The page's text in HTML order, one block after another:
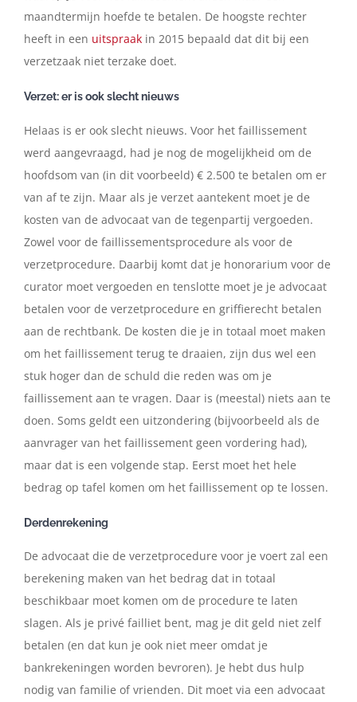
maandtermijn hoefde te betalen. De hoogste rechter
heeft in een uitspraak in 2015 bepaald dat dit bij een
verzetzaak niet terzake doet.
Verzet: er is ook slecht nieuws
Helaas is er ook slecht nieuws. Voor het faillissement
werd aangevraagd, had je nog de mogelijkheid om de
hoofdsom van (in dit voorbeeld) € 2.500 te betalen om er
van af te zijn. Maar als je verzet aantekent moet je de
kosten van de advocaat van de tegenpartij vergoeden.
Zowel voor de faillissementsprocedure als voor de
verzetprocedure. Daarbij komt dat je honorarium voor de
curator moet vergoeden en tenslotte moet je je advocaat
betalen voor de verzetprocedure en griffierecht betalen
aan de rechtbank. De kosten die je in totaal moet maken
om het faillissement terug te draaien, zijn dus wel een
stuk hoger dan de schuld die reden was om je
faillissement aan te vragen. Daar is (meestal) niets aan te
doen. Soms geldt een uitzondering (bijvoorbeeld als de
aanvrager van het faillissement geen vordering had),
maar dat is een volgende stap. Eerst moet het hele
bedrag op tafel komen om het faillissement op te lossen.
Derdenrekening
De advocaat die de verzetprocedure voor je voert zal een
berekening maken van het bedrag dat in totaal
beschikbaar moet komen om de procedure te laten
slagen. Als je privé failliet bent, mag je dit geld niet zelf
betalen (en dat kun je ook niet meer omdat je
bankrekeningen worden bevroren). Je hebt dus hulp
nodig van familie of vrienden. Dit moet via een advocaat